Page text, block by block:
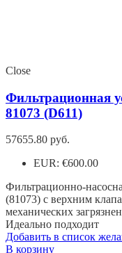
Close
Фильтрационная
81073 (D611)
57655.80 руб.
EUR: €600.00
Фильтрационно-
(81073) с верхним
механических
Идеально подходит
Добавить в список
В корзину